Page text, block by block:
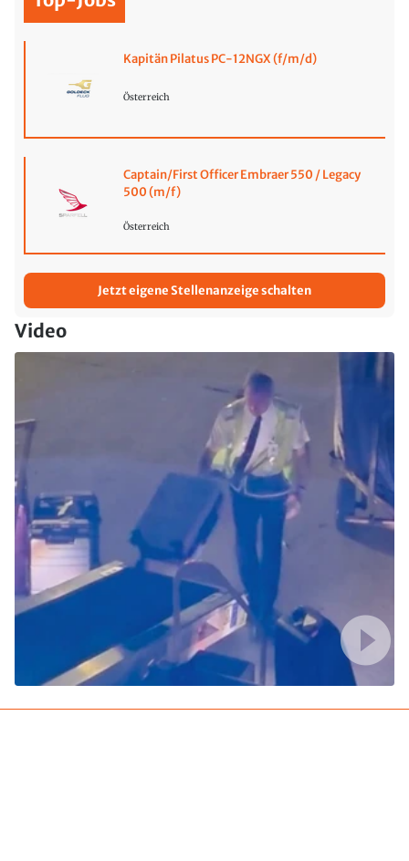
Kapitän Pilatus PC-12NGX (f/m/d)
Österreich
Captain/First Officer Embraer 550 / Legacy
500 (m/f)
Österreich
Jetzt eigene Stellenanzeige schalten
Video